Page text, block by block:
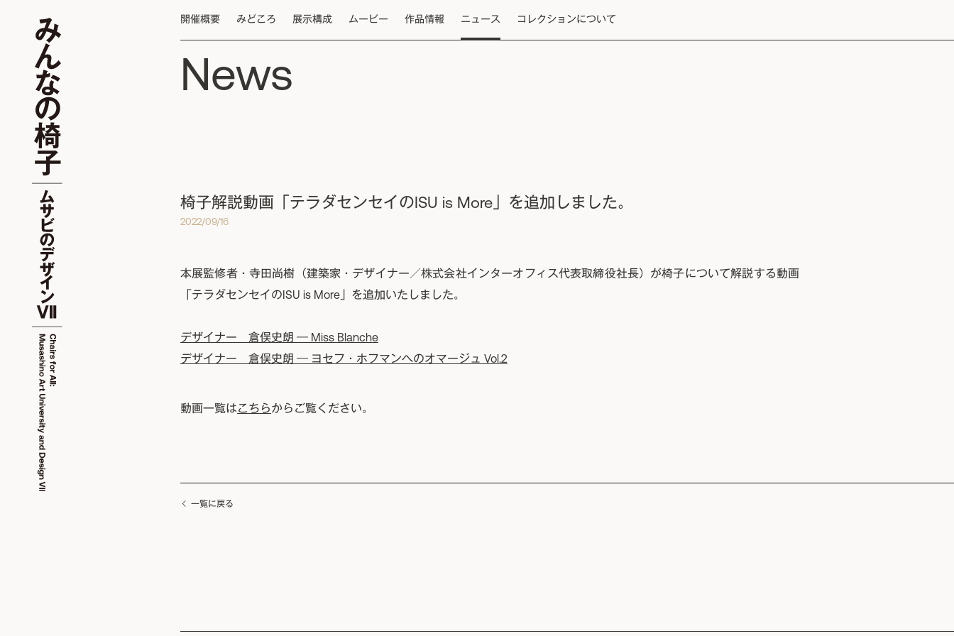
開催概要 みどころ 展示構成 ムービー 作品情報 ニュース コレクションについて
News
椅子解説動画「テラダセンセイのISU is More」を追加しました。
2022/09/16
本展監修者・寺田尚樹（建築家・デザイナー／株式会社インターオフィス代表取締役社長）が椅子について解説する動画
「テラダセンセイのISU is More」を追加いたしました。
デザイナー 倉俣史朗 ― Miss Blanche
デザイナー 倉俣史朗 ― ヨセフ・ホフマンへのオマージュ Vol.2
動画一覧はこちらからご覧ください。
一覧に戻る